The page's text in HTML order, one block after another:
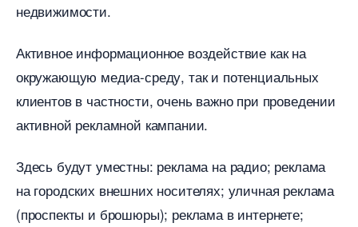
недвижимости.
Активное информационное воздействие как на
окружающую медиа-среду, так и потенциальных
клиентов в частности, очень важно при проведении
активной рекламной кампании.
Здесь будут уместны: реклама на радио; реклама
на городских внешних носителях; уличная реклама
(проспекты и брошюры); реклама в интернете;